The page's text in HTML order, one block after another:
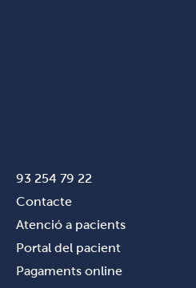
93 254 79 22
Contacte
Atenció a pacients
Portal del pacient
Pagaments online